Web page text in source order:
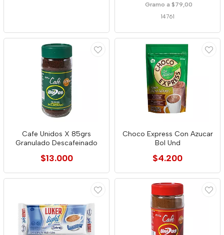
Gramo a $79,00
14761
Cafe Unidos X 85grs
Granulado Descafeinado
$13.000
Choco Express Con Azucar
Bol Und
$4.200